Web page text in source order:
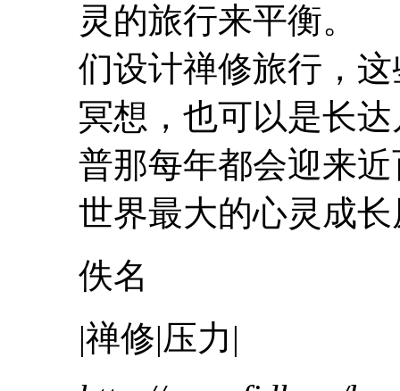
灵 的旅行来平衡。
们设计禅修旅行，
冥想，也可以是长
普那每年都会迎来
世界最大的心灵 成长
佚名
|禅修|压力|